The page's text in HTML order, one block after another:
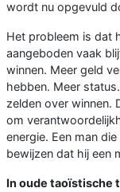
wordt nu opgevuld
Het probleem is dat
aangeboden vaak
winnen. Meer geld
hebben. Meer
zelden over winnen.
om
energie. Een man
bewijzen dat hij een
In oude taoïstische